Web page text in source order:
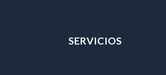
SERVICIOS